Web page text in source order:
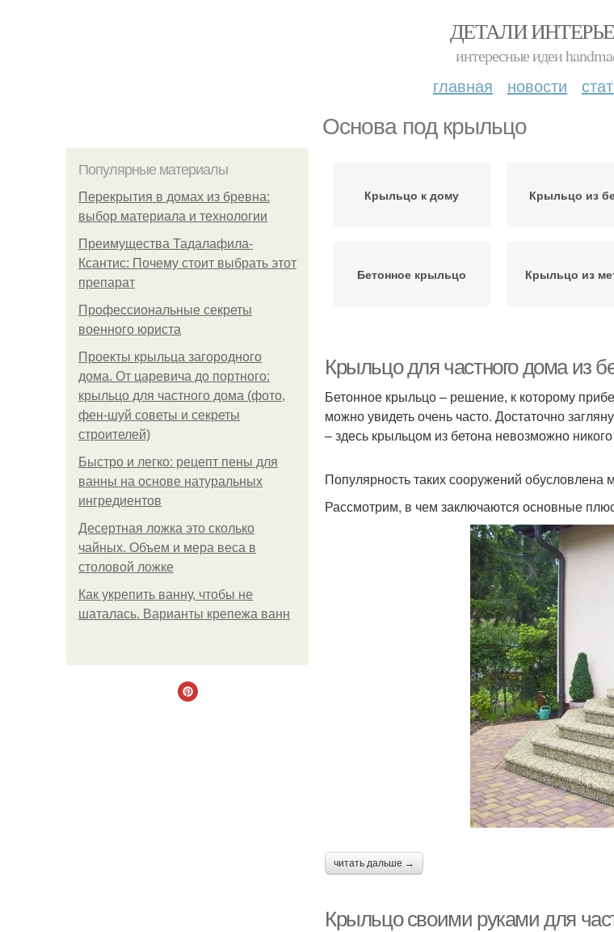
ДЕТАЛИ
интересные идеи
главная новости
Основа под крыльцо
Популярные материалы
Перекрытия в домах из бревна:
выбор материала и технологии
Преимущества Тадалафила-
Ксантис: Почему стоит выбрать этот
препарат
Профессиональные секреты
военного юриста
Проекты крыльца загородного
дома. От царевича до портного:
крыльцо для частного дома (фото,
фен-шуй советы и секреты
строителей)
Быстро и легко: рецепт пены для
ванны на основе натуральных
ингредиентов
Десертная ложка это сколько
чайных. Объем и мера веса в
столовой ложке
Как укрепить ванну, чтобы не
шаталась. Варианты крепежа ванн
Крыльцо к дому Крыльцо из
Бетонное крыльцо Крыльцо из
Крыльцо для частного дома из
Бетонное крыльцо – решение, к которому
можно увидеть очень часто. Достаточно
– здесь крыльцом из бетона невозможно никого
Популярность таких сооружений
Рассмотрим, в чем заключаются основные
читать дальше →
Крыльцо своими руками для